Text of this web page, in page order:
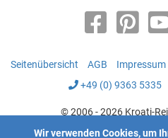
Seitenübersicht AGB Impressum
+49 (0) 9363 5335
© 2006 - 2026 Kroati-
Wir verwenden Cookies, um